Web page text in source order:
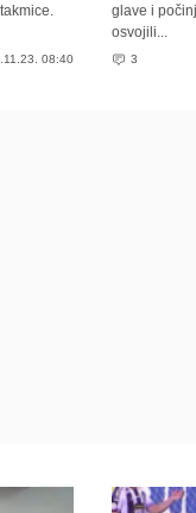
08:40
glave i
osvojili...
3